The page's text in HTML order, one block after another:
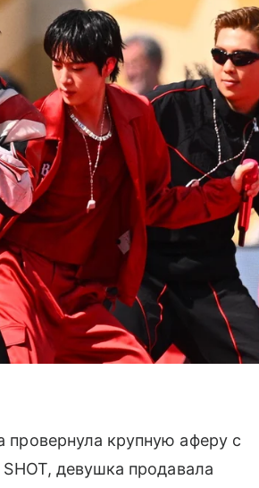
провернула крупную аферу с
девушка продавала